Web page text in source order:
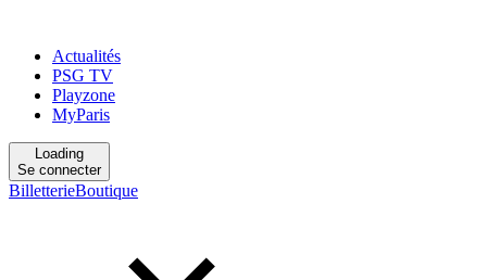
Actualités
PSG TV
Playzone
MyParis
Loading
Se connecter
BilletterieBoutique